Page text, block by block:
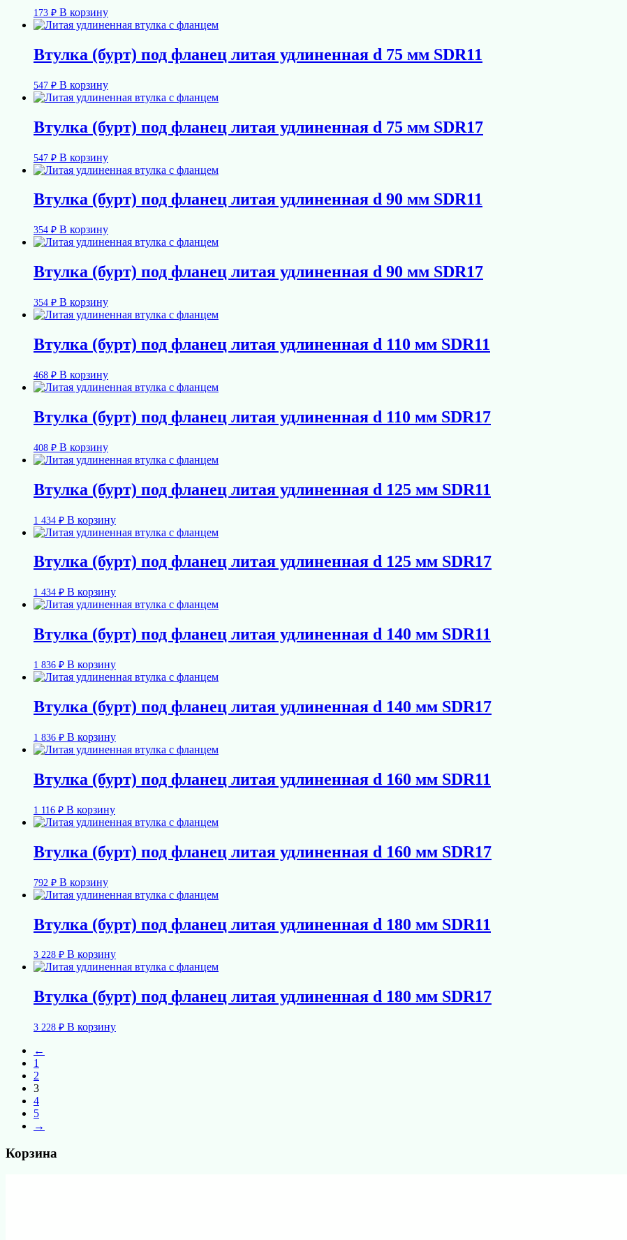
173 ₽ В корзину
Втулка (бурт) под фланец литая удлиненная d 75 мм SDR11
547 ₽ В корзину
Втулка (бурт) под фланец литая удлиненная d 75 мм SDR17
547 ₽ В корзину
Втулка (бурт) под фланец литая удлиненная d 90 мм SDR11
354 ₽ В корзину
Втулка (бурт) под фланец литая удлиненная d 90 мм SDR17
354 ₽ В корзину
Втулка (бурт) под фланец литая удлиненная d 110 мм SDR11
468 ₽ В корзину
Втулка (бурт) под фланец литая удлиненная d 110 мм SDR17
408 ₽ В корзину
Втулка (бурт) под фланец литая удлиненная d 125 мм SDR11
1 434 ₽ В корзину
Втулка (бурт) под фланец литая удлиненная d 125 мм SDR17
1 434 ₽ В корзину
Втулка (бурт) под фланец литая удлиненная d 140 мм SDR11
1 836 ₽ В корзину
Втулка (бурт) под фланец литая удлиненная d 140 мм SDR17
1 836 ₽ В корзину
Втулка (бурт) под фланец литая удлиненная d 160 мм SDR11
1 116 ₽ В корзину
Втулка (бурт) под фланец литая удлиненная d 160 мм SDR17
792 ₽ В корзину
Втулка (бурт) под фланец литая удлиненная d 180 мм SDR11
3 228 ₽ В корзину
Втулка (бурт) под фланец литая удлиненная d 180 мм SDR17
3 228 ₽ В корзину
←
1
2
3
4
5
→
Корзина